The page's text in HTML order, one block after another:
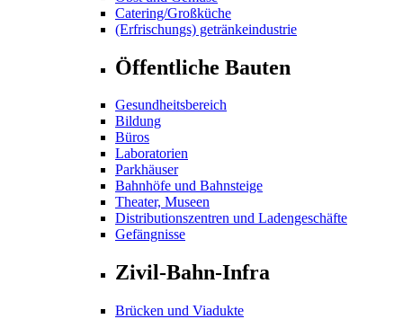
Catering/Großküche
(Erfrischungs) getränkeindustrie
Öffentliche Bauten
Gesundheitsbereich
Bildung
Büros
Laboratorien
Parkhäuser
Bahnhöfe und Bahnsteige
Theater, Museen
Distributionszentren und Ladengeschäfte
Gefängnisse
Zivil-Bahn-Infra
Brücken und Viadukte